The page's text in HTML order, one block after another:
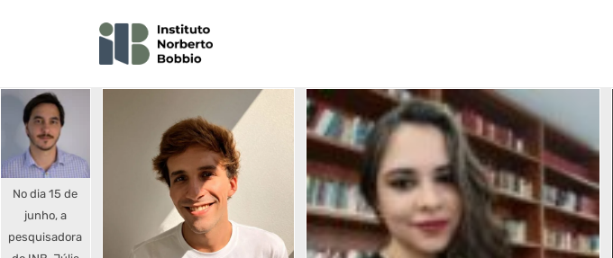
No dia 15 de
junho, a
pesquisadora